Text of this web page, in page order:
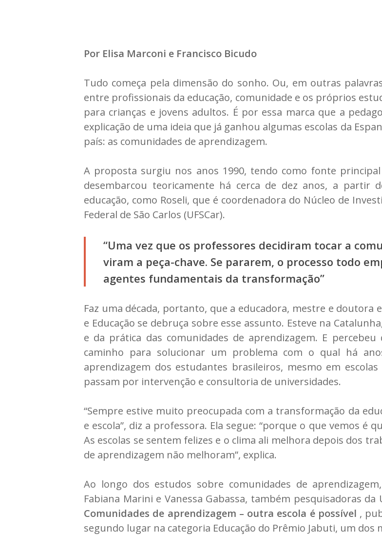
Por Elisa Marconi e Francisco Bicudo
Tudo começa pela dimensão do sonho. Ou, em outras
entre profissionais da educação, comunidade e os próprios
para crianças e jovens adultos. É por essa marca que a
explicação de uma ideia que já ganhou algumas escolas da
país: as comunidades de aprendizagem.
A proposta surgiu nos anos 1990, tendo como fonte
desembarcou teoricamente há cerca de dez anos, a partir
educação, como Roseli, que é coordenadora do Núcleo de
Federal de São Carlos (UFSCar).
“Uma vez que os professores decidiram tocar a
viram a peça-chave. Se pararem, o processo todo
agentes fundamentais da transformação”
Faz uma década, portanto, que a educadora, mestre e doutora
e Educação se debruça sobre esse assunto. Esteve na
e da prática das comunidades de aprendizagem. E
caminho para solucionar um problema com o qual há
aprendizagem dos estudantes brasileiros, mesmo em
passam por intervenção e consultoria de universidades.
“Sempre estive muito preocupada com a transformação da
e escola”, diz a professora. Ela segue: “porque o que vemos é
As escolas se sentem felizes e o clima ali melhora depois dos
de aprendizagem não melhoram”, explica.
Ao longo dos estudos sobre comunidades de
Fabiana Marini e Vanessa Gabassa, também pesquisadoras da
Comunidades de aprendizagem – outra escola é possível ,
segundo lugar na categoria Educação do Prêmio Jabuti, um